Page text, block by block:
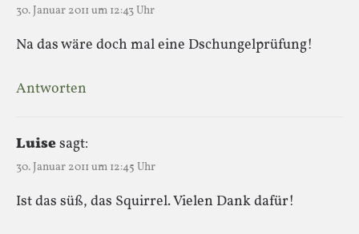
30. Januar 2011 um 12:43 Uhr
Na das wäre doch mal eine Dschungelprüfung!
Antworten
Luisesagt:
30. Januar 2011 um 12:45 Uhr
Ist das süß, das Squirrel. Vielen Dank dafür!